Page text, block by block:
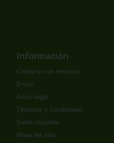
Información
Contacte con nosotros
Envío
Aviso legal
Términos y condiciones
Sobre nosotros
Mapa del sitio